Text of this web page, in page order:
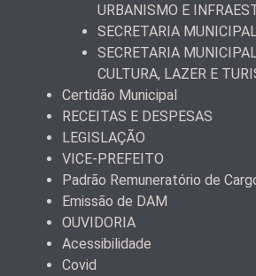
URBANISMO E
SECRETARIA
SECRETARIA
CULTURA, LAZER E
Certidão Municipal
RECEITAS E DESPESAS
LEGISLAÇÃO
VICE-PREFEITO
Padrão Remuneratório de
Emissão de DAM
OUVIDORIA
Acessibilidade
Covid